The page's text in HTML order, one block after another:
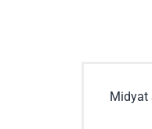
Midyat